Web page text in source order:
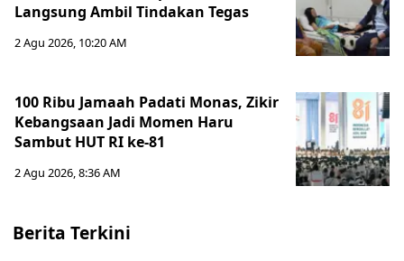
Langsung Ambil Tindakan Tegas
2 Agu 2026, 10:20 AM
100 Ribu Jamaah Padati Monas, Zikir
Kebangsaan Jadi Momen Haru
Sambut HUT RI ke-81
2 Agu 2026, 8:36 AM
Berita Terkini